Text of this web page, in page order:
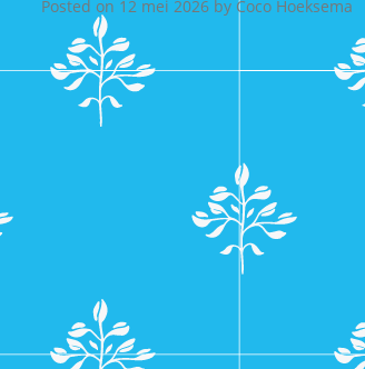
Posted on 12 mei 2026 by Coco Hoeksema